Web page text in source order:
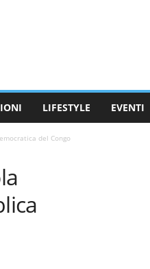
LIFESTYLE EVENTI
del Congo